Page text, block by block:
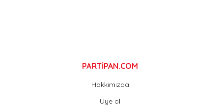
PARTİPAN.COM
Hakkımızda
Üye ol